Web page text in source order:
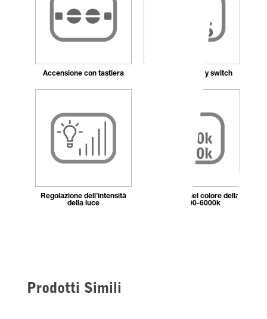
Accensione con tastiera Remote memory switch
Regolazione dell’intensità
della luce
Regolazione del colore della
luce 2700-6000k
Prodotti Simili